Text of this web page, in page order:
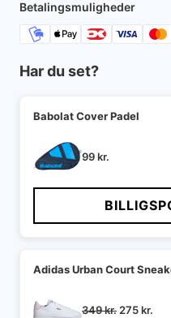
Betalingsmuligheder
Har du set?
Babolat Cover Padel
99kr.
Adidas Urban Court
349kr. Den
275kr.